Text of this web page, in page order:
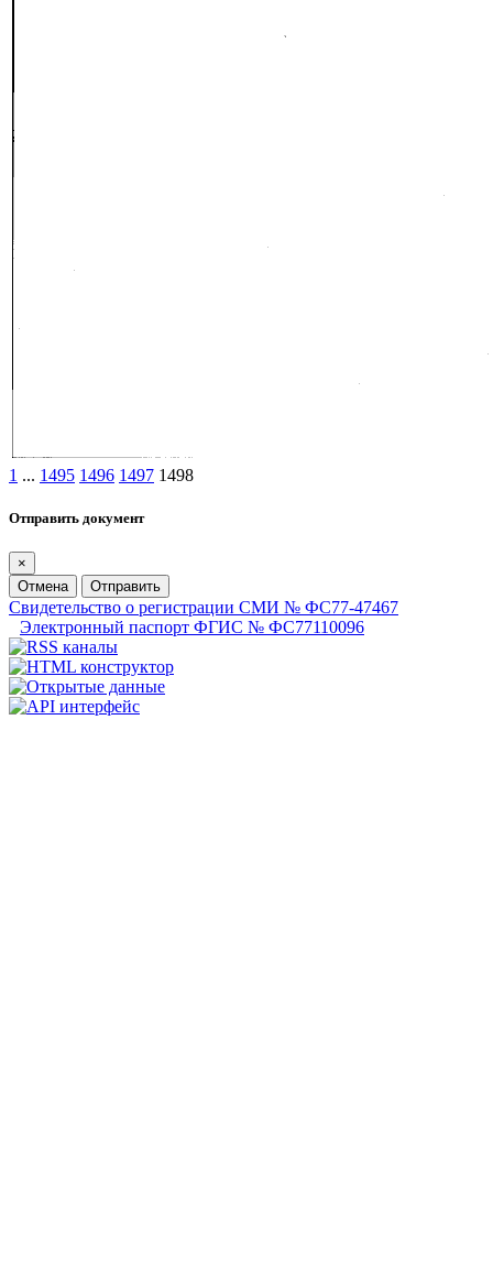
1 ... 1495 1496 1497 1498
Отправить документ
×
Отмена
Отправить
Свидетельство о регистрации СМИ № ФС77-47467
Электронный паспорт ФГИС № ФС77110096